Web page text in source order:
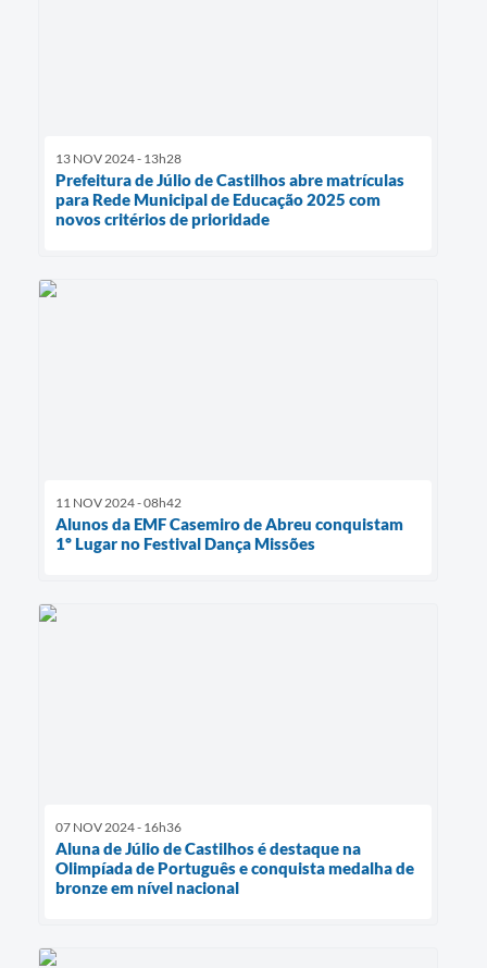
13 NOV 2024 - 13h28
Prefeitura de Júlio de Castilhos abre matrículas
para Rede Municipal de Educação 2025 com
novos critérios de prioridade
11 NOV 2024 - 08h42
Alunos da EMF Casemiro de Abreu conquistam
1º Lugar no Festival Dança Missões
07 NOV 2024 - 16h36
Aluna de Júlio de Castilhos é destaque na
Olimpíada de Português e conquista medalha de
bronze em nível nacional